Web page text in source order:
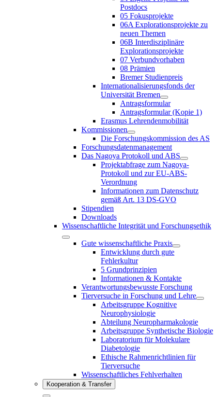
Postdocs
05 Fokusprojekte
06A Explorationsprojekte zu
neuen Themen
06B Interdisziplinäre
Explorationsprojekte
07 Verbundvorhaben
08 Prämien
Bremer Studienpreis
Internationalisierungsfonds der
Universität Bremen
Antragsformular
Antragsformular (Kopie 1)
Erasmus Lehrendenmobilität
Kommissionen
Die Forschungskommission des AS
Forschungsdatenmanagement
Das Nagoya Protokoll und ABS
Projektabfrage zum Nagoya-
Protokoll und zur EU-ABS-
Verordnung
Informationen zum Datenschutz
gemäß Art. 13 DS-GVO
Stipendien
Downloads
Wissenschaftliche Integrität und Forschungsethik
Gute wissenschaftliche Praxis
Entwicklung durch gute
Fehlerkultur
5 Grundprinzipien
Informationen & Kontakte
Verantwortungsbewusste Forschung
Tierversuche in Forschung und Lehre
Arbeitsgruppe Kognitive
Neurophysiologie
Abteilung Neuropharmakologie
Arbeitsgruppe Synthetische Biologie
Laboratorium für Molekulare
Diabetologie
Ethische Rahmenrichtlinien für
Tierversuche
Wissenschaftliches Fehlverhalten
Kooperation & Transfer